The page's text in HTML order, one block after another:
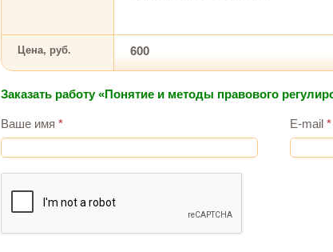
Цена, руб. 600
Заказать работу «Понятие и методы правового
Ваше имя * E-mail *